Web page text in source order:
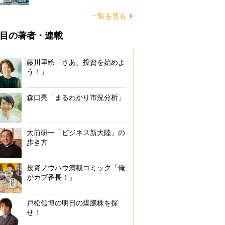
一覧を見る
の著者・連載
藤川里絵「さあ、投資を始めよ
う！」
森口亮「まるわかり市況分析」
大前研一「ビジネス新大陸」の
歩き方
投資ノウハウ満載コミック「俺
がカブ番長！」
戸松信博の明日の爆騰株を探
せ！